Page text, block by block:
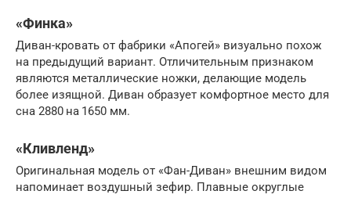
«Финка»
Диван-кровать от фабрики «Апогей» визуально похож
на предыдущий вариант. Отличительным признаком
являются металлические ножки, делающие модель
более изящной. Диван образует комфортное место для
сна 2880 на 1650 мм.
«Кливленд»
Оригинальная модель от «Фан-Диван» внешним видом
напоминает воздушный зефир. Плавные округлые